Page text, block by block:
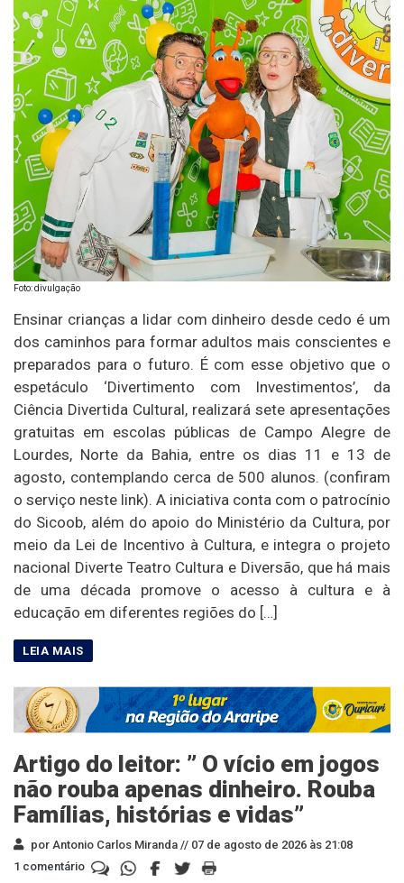
Foto: divulgação
Ensinar crianças a lidar com dinheiro desde cedo é um
dos caminhos para formar adultos mais conscientes e
preparados para o futuro. É com esse objetivo que o
espetáculo ‘Divertimento com Investimentos’, da
Ciência Divertida Cultural, realizará sete apresentações
gratuitas em escolas públicas de Campo Alegre de
Lourdes, Norte da Bahia, entre os dias 11 e 13 de
agosto, contemplando cerca de 500 alunos. (confiram
o serviço neste link). A iniciativa conta com o patrocínio
do Sicoob, além do apoio do Ministério da Cultura, por
meio da Lei de Incentivo à Cultura, e integra o projeto
nacional Diverte Teatro Cultura e Diversão, que há mais
de uma década promove o acesso à cultura e à
educação em diferentes regiões do […]
Artigo do leitor: ” O vício em jogos
não rouba apenas dinheiro. Rouba
Famílias, histórias e vidas”
por Antonio Carlos Miranda // 07 de agosto de 2026 às 21:08
1 comentário